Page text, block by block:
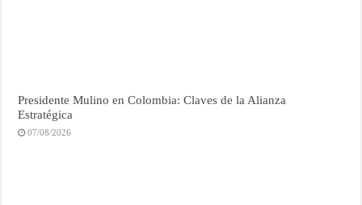
Presidente Mulino en Colombia: Claves de la Alianza
Estratégica
07/08/2026